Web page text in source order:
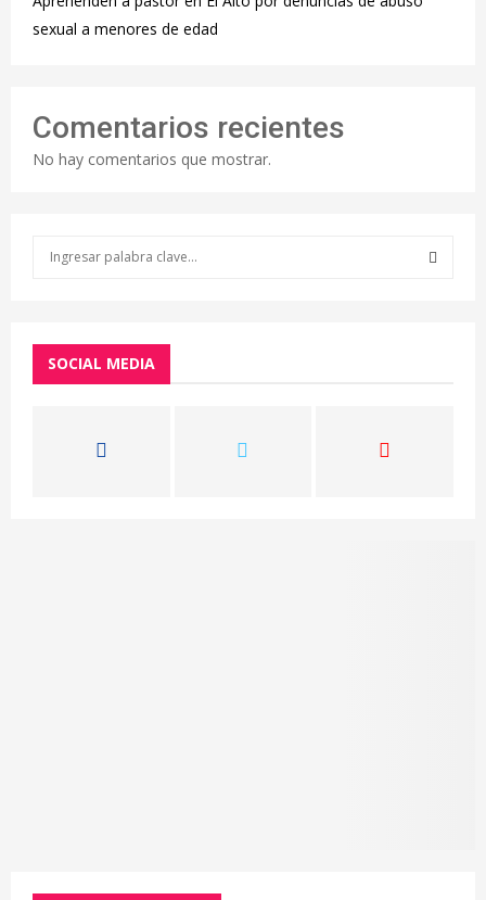
sexual a menores de edad
Comentarios recientes
No hay comentarios que mostrar.
f
SOCIAL MEDIA